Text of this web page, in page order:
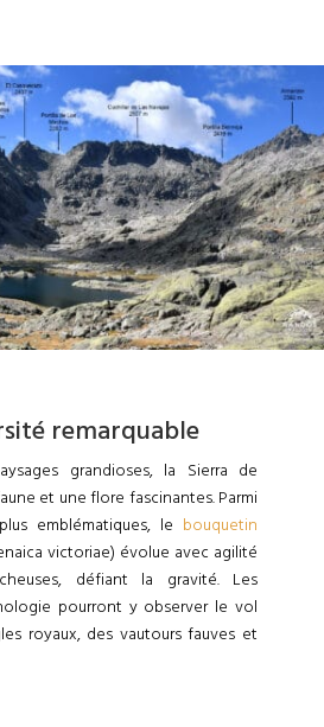
remarquable
grandioses, la Sierra de
et une flore fascinantes. Parmi
emblématiques, le bouquetin
victoriae) évolue avec agilité
défiant la gravité. Les
pourront y observer le vol
royaux, des vautours fauves et